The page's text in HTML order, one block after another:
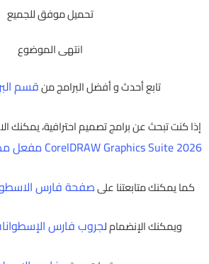
تحميل موفق للجميع
انتهى الموضوع
تابع أحدث و أفضل البرامج منقسم
إذا كنت تبحث عن برامج تصميم احترافية، يمكنك
CorelDRAW Graphics Suite 2026 مفعل مدى الحياة (MediaFire)
كما يمكنك متابعتنا علىصفحة فارس
ويمكنك الإنضمام لجروب فارس